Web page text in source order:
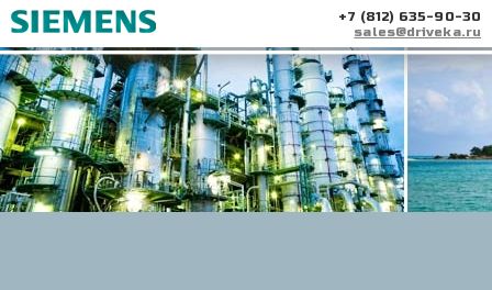
+7 (812) 635-90-30
sales@driveka.ru